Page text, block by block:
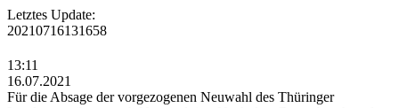
Letztes Update:
20210716131658
13:11
16.07.2021
Für die Absage der vorgezogenen Neuwahl des Thüringer